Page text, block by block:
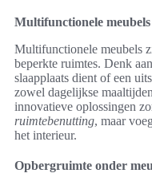
Multifunctionele meubels
Multifunctionele meubels
beperkte ruimtes. Denk
slaapplaats dient of een
zowel dagelijkse
innovatieve oplossingen
ruimtebenutting, maar
het interieur.
Opbergruimte onder